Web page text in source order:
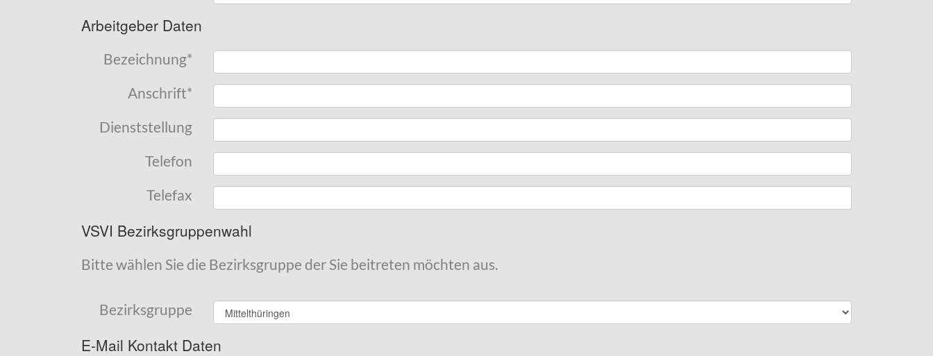
Arbeitgeber Daten
Bezeichnung*
Anschrift*
Dienststellung
Telefon
Telefax
VSVI Bezirksgruppenwahl
Bitte wählen Sie die Bezirksgruppe der Sie beitreten möchten aus.
Bezirksgruppe
E-Mail Kontakt Daten